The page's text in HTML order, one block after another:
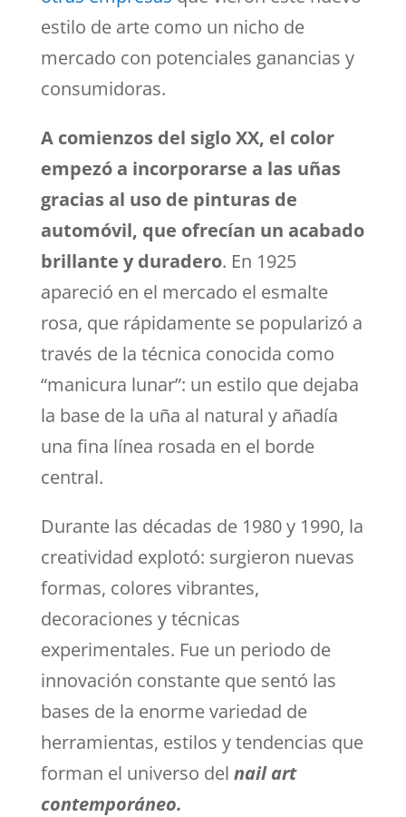
estilo de arte como un nicho de
mercado con potenciales ganancias y
consumidoras.
A comienzos del siglo XX, el color
empezó a incorporarse a las uñas
gracias al uso de pinturas de
automóvil, que ofrecían un acabado
brillante y duradero. En 1925
apareció en el mercado el esmalte
rosa, que rápidamente se popularizó a
través de la técnica conocida como
“manicura lunar”: un estilo que dejaba
la base de la uña al natural y añadía
una fina línea rosada en el borde
central.
Durante las décadas de 1980 y 1990, la
creatividad explotó: surgieron nuevas
formas, colores vibrantes,
decoraciones y técnicas
experimentales. Fue un periodo de
innovación constante que sentó las
bases de la enorme variedad de
herramientas, estilos y tendencias que
forman el universo del nail art
contemporáneo.